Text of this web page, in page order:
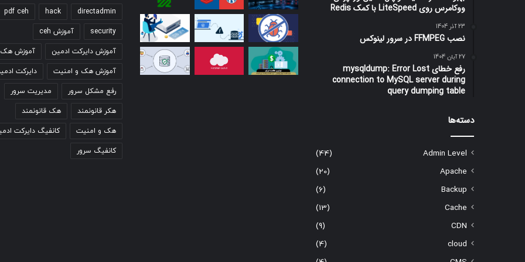
ووکامرس روی LiteSpeed با کمک Redis
23 آذر 1404
نصب FFMPEG در سرور لینوکس
27 آبان 1404
رفع خطای mysqldump: Error Lost
connection to MySQL server during
query dumping table
دسته‌ها
Admin Level
(44)
Apache
(20)
Backup
(6)
Cache
(13)
CDN
(9)
cloud
(4)
directadmin
hack
pdf ceh
security آموزش ceh
آموزش دایرکت ادمین آموزش هک
آموزش هک و امنیت دایرکت
رفع مشکل سرور مدیریت سرور
هکر قانونمند هک قانونمند
هک و امنیت کانفیگ دایرکت
کانفیگ سرور